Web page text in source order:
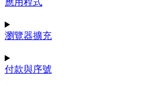
應用程式
瀏覽器擴充
付款與序號